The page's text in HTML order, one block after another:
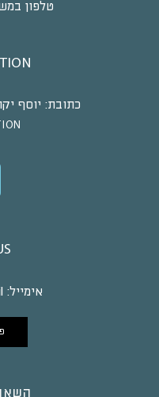
טלפון
כתובת: יוסף יקותיאלי
אימייל: